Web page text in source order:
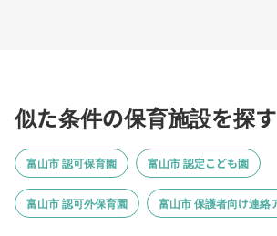
似た条件の保育施設を探す
富山市 認可保育園 富山市 認定こども園
富山市 認可外保育園 富山市 保護者向け連絡